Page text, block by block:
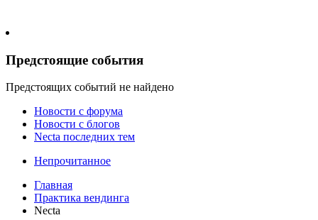
Предстоящие события
Предстоящих событий не найдено
Новости c форума
Новости с блогов
Necta последних тем
Непрочитанное
Главная
Практика вендинга
Necta